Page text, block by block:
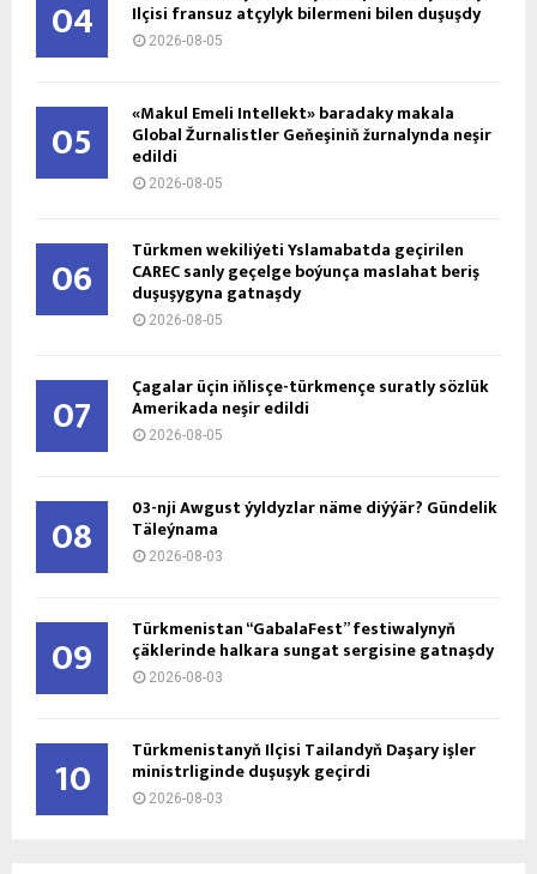
04 Ilçisi fransuz atçylyk bilermeni bilen duşuşdy
2026-08-05
05 «Makul Emeli Intellekt» baradaky makala
Global Žurnalistler Geňeşiniň žurnalynda neşir
edildi
2026-08-05
06 Türkmen wekiliýeti Yslamabatda geçirilen
CAREC sanly geçelge boýunça maslahat beriş
duşuşygyna gatnaşdy
2026-08-05
07 Çagalar üçin iňlisçe-türkmençe suratly sözlük
Amerikada neşir edildi
2026-08-05
08 03-nji Awgust ýyldyzlar näme diýýär? Gündelik
Täleýnama
2026-08-03
09 Türkmenistan “GabalaFest” festiwalynyň
çäklerinde halkara sungat sergisine gatnaşdy
2026-08-03
10 Türkmenistanyň Ilçisi Tailandyň Daşary işler
ministrliginde duşuşyk geçirdi
2026-08-03